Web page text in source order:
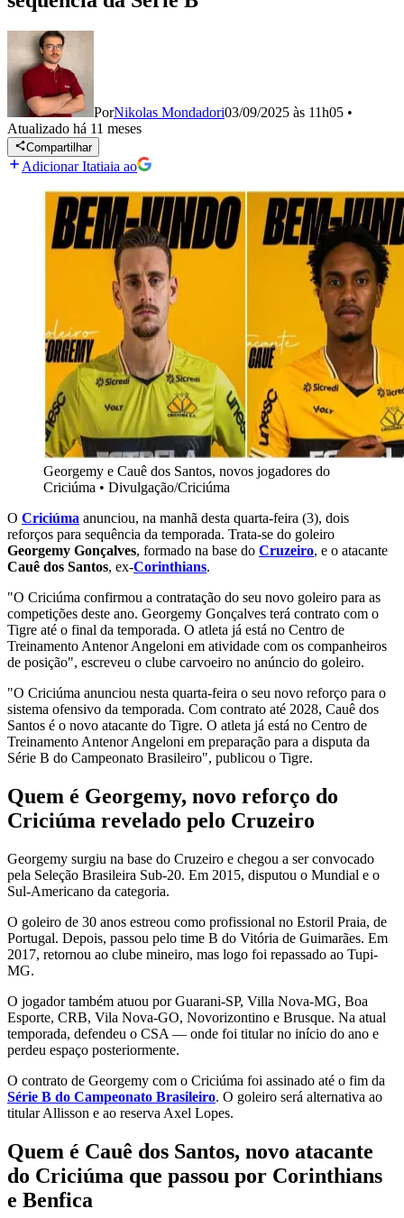
PorNikolas Mondadori03/09/2025 às 11h05 •
Atualizado há 11 meses
Compartilhar
Adicionar Itatiaia ao
Georgemy e Cauê dos Santos, novos jogadores do
Criciúma • Divulgação/Criciúma
O Criciúma anunciou, na manhã desta quarta-feira (3), dois
reforços para sequência da temporada. Trata-se do goleiro
Georgemy Gonçalves, formado na base do Cruzeiro, e o atacante
Cauê dos Santos, ex-Corinthians.
"O Criciúma confirmou a contratação do seu novo goleiro para as
competições deste ano. Georgemy Gonçalves terá contrato com o
Tigre até o final da temporada. O atleta já está no Centro de
Treinamento Antenor Angeloni em atividade com os companheiros
de posição", escreveu o clube carvoeiro no anúncio do goleiro.
"O Criciúma anunciou nesta quarta-feira o seu novo reforço para o
sistema ofensivo da temporada. Com contrato até 2028, Cauê dos
Santos é o novo atacante do Tigre. O atleta já está no Centro de
Treinamento Antenor Angeloni em preparação para a disputa da
Série B do Campeonato Brasileiro", publicou o Tigre.
Quem é Georgemy, novo reforço do
Criciúma revelado pelo Cruzeiro
Georgemy surgiu na base do Cruzeiro e chegou a ser convocado
pela Seleção Brasileira Sub-20. Em 2015, disputou o Mundial e o
Sul-Americano da categoria.
O goleiro de 30 anos estreou como profissional no Estoril Praia, de
Portugal. Depois, passou pelo time B do Vitória de Guimarães. Em
2017, retornou ao clube mineiro, mas logo foi repassado ao Tupi-
MG.
O jogador também atuou por Guarani-SP, Villa Nova-MG, Boa
Esporte, CRB, Vila Nova-GO, Novorizontino e Brusque. Na atual
temporada, defendeu o CSA — onde foi titular no início do ano e
perdeu espaço posteriormente.
O contrato de Georgemy com o Criciúma foi assinado até o fim da
Série B do Campeonato Brasileiro. O goleiro será alternativa ao
titular Allisson e ao reserva Axel Lopes.
Quem é Cauê dos Santos, novo atacante
do Criciúma que passou por Corinthians
e Benfica